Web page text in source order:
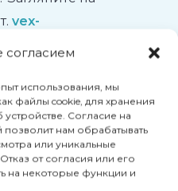
согласием
использования, мы
файлы cookie, для хранения
Согласие на
позволит нам обрабатывать
или уникальные
от согласия или его
на некоторые функции и
vex-
за игрой с